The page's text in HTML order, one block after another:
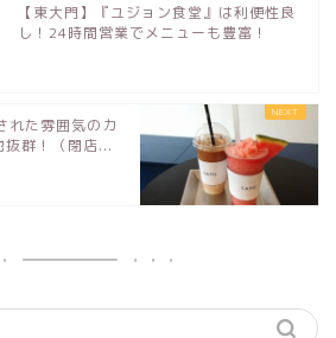
【東大門】『ユジョン食堂』は利便性良
し！24時間営業でメニューも豊富！
れた雰囲気のカ
抜群！（閉店...